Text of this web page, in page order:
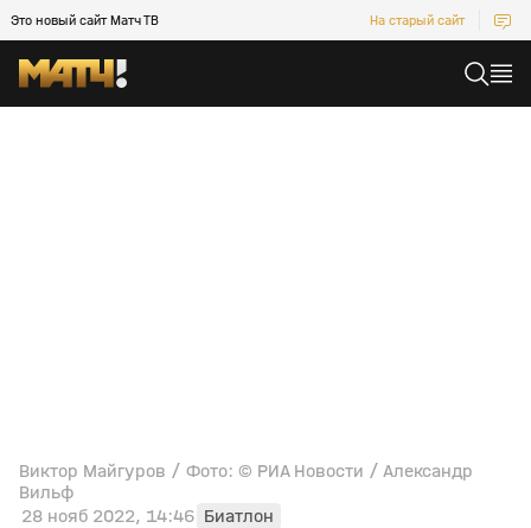
Это новый сайт Матч ТВ На старый сайт
Виктор Майгуров / Фото: © РИА Новости / Александр
Вильф
28 нояб 2022, 14:46 Биатлон